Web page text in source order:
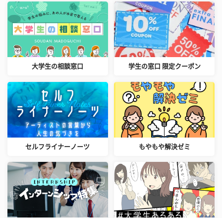
大学生の相談窓口 学生の窓口 限定クーポン
セルフライナーノーツ もやもや解決ゼミ